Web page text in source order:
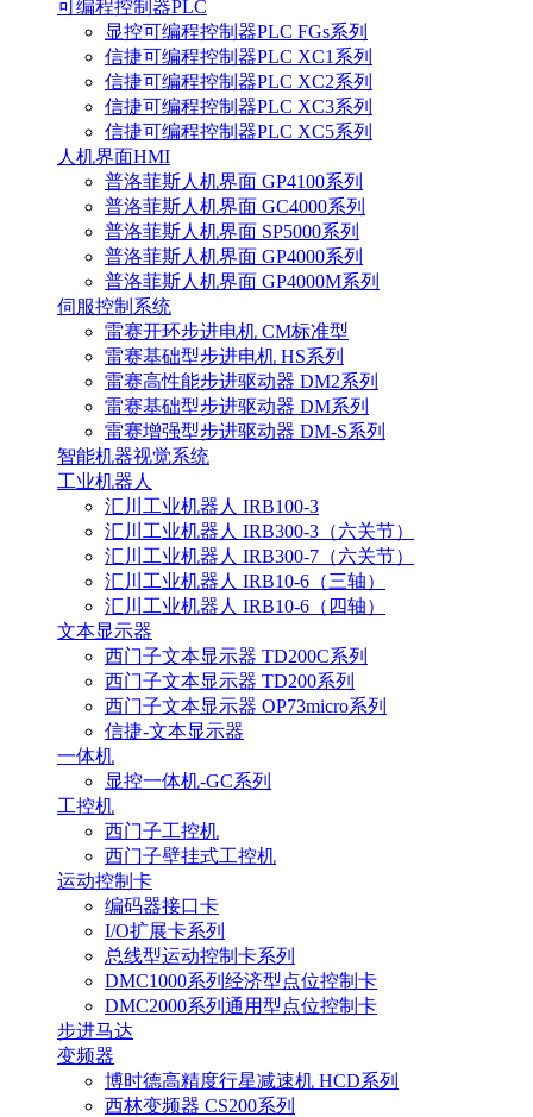
可编程控制器PLC
显控可编程控制器PLC FGs系列
信捷可编程控制器PLC XC1系列
信捷可编程控制器PLC XC2系列
信捷可编程控制器PLC XC3系列
信捷可编程控制器PLC XC5系列
人机界面HMI
普洛菲斯人机界面 GP4100系列
普洛菲斯人机界面 GC4000系列
普洛菲斯人机界面 SP5000系列
普洛菲斯人机界面 GP4000系列
普洛菲斯人机界面 GP4000M系列
伺服控制系统
雷赛开环步进电机 CM标准型
雷赛基础型步进电机 HS系列
雷赛高性能步进驱动器 DM2系列
雷赛基础型步进驱动器 DM系列
雷赛增强型步进驱动器 DM-S系列
智能机器视觉系统
工业机器人
汇川工业机器人 IRB100-3
汇川工业机器人 IRB300-3（六关节）
汇川工业机器人 IRB300-7（六关节）
汇川工业机器人 IRB10-6（三轴）
汇川工业机器人 IRB10-6（四轴）
文本显示器
西门子文本显示器 TD200C系列
西门子文本显示器 TD200系列
西门子文本显示器 OP73micro系列
信捷-文本显示器
一体机
显控一体机-GC系列
工控机
西门子工控机
西门子壁挂式工控机
运动控制卡
编码器接口卡
I/O扩展卡系列
总线型运动控制卡系列
DMC1000系列经济型点位控制卡
DMC2000系列通用型点位控制卡
步进马达
变频器
博时德高精度行星减速机 HCD系列
西林变频器 CS200系列